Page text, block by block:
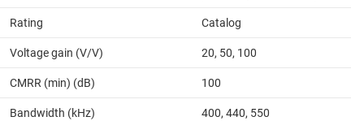
Rating Catalog
Voltage gain (V/V) 20, 50, 100
CMRR (min) (dB) 100
Bandwidth (kHz) 400, 440, 550